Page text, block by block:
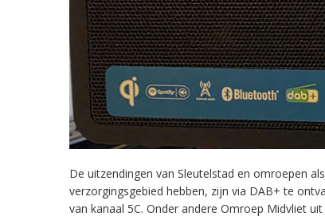
De uitzendingen van Sleutelstad en omroepen
verzorgingsgebied hebben, zijn via DAB+ te
van kanaal 5C. Onder andere Omroep Midvliet